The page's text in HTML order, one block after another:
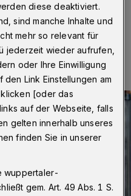
Lesezeit
diese deaktiviert.
sind manche Inhalte und
mehr so relevant für
jederzeit wieder aufrufen,
oder Ihre Einwilligung
Link Einstellungen am
[oder das
auf der Webseite, falls
gelten innerhalb unseres
finden Sie in unserer
wuppertaler-
gem. Art. 49 Abs. 1 S.